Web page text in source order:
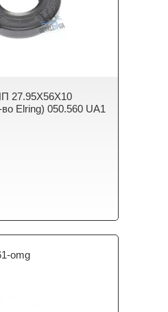
27.95X56X10
Elring) 050.560 UA1
omg